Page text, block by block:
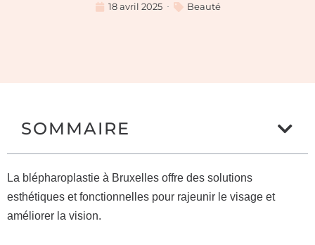
18 avril 2025 Beauté
SOMMAIRE
La blépharoplastie à Bruxelles offre des solutions
esthétiques et fonctionnelles pour rajeunir le visage et
améliorer la vision.